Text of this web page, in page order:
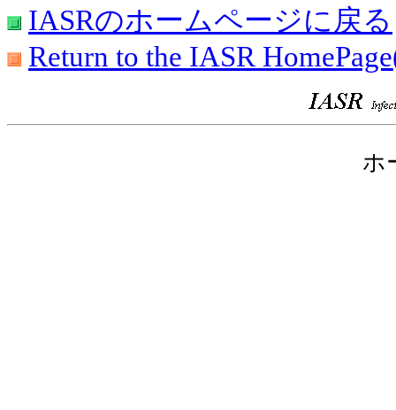
IASRのホームページに戻る
Return to the IASR
ホ